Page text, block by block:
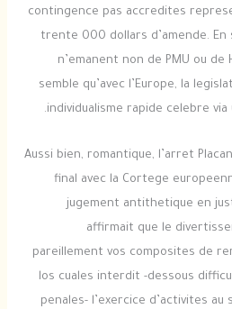
contingence pas accredites
trente 000 dollars d’amende. En
n’emanent non de PMU ou de
semble qu’avec l’Europe, la
individualisme rapide celebre
Aussi bien, romantique, l’arret
final avec la Cortege
jugement antithetique en
affirmait que le
pareillement vos composites de
los cuales interdit -dessous
penales- l’exercice d’activites